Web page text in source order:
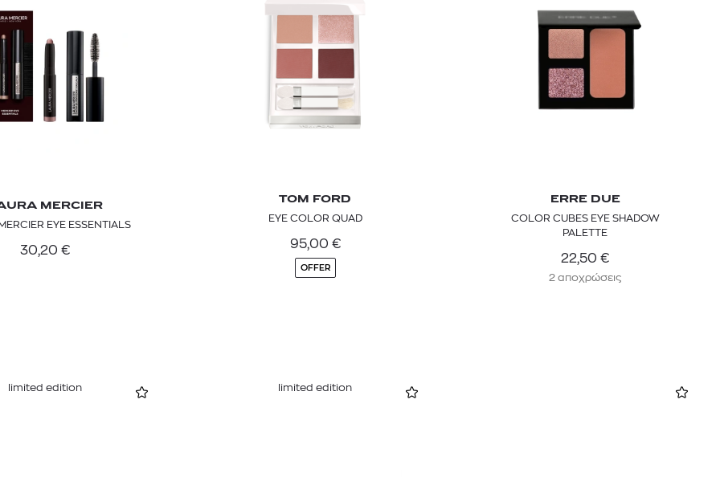
MERCIER
EYE ESSENTIALS
30,20 €
TOM FORD
EYE COLOR QUAD
95,00 €
OFFER
ERRE DUE
COLOR CUBES EYE SHADOW
PALETTE
22,50 €
2 αποχρώσεις
limited edition limited edition